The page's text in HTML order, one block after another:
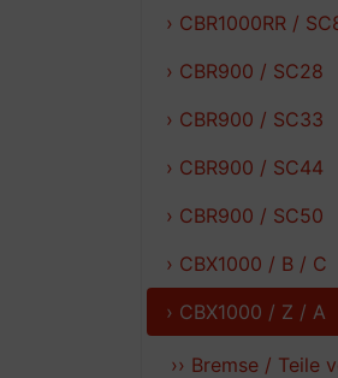
› CBR1000RR /
› CBR900 / SC28
› CBR900 / SC33
› CBR900 / SC44
› CBR900 / SC50
› CBX1000 / B / C
› CBX1000 / Z / A
›› Bremse / Teile